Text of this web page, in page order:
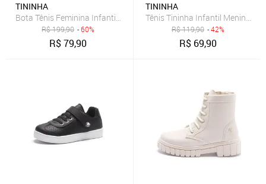
TININHA
Bota Tênis Feminina Infantil Tininha Menina Bordado Off White
R$199,90 - 60%
R$79,90
TININHA
Tênis Tininha Infantil Menina
R$119,90 - 42%
R$ 69,90